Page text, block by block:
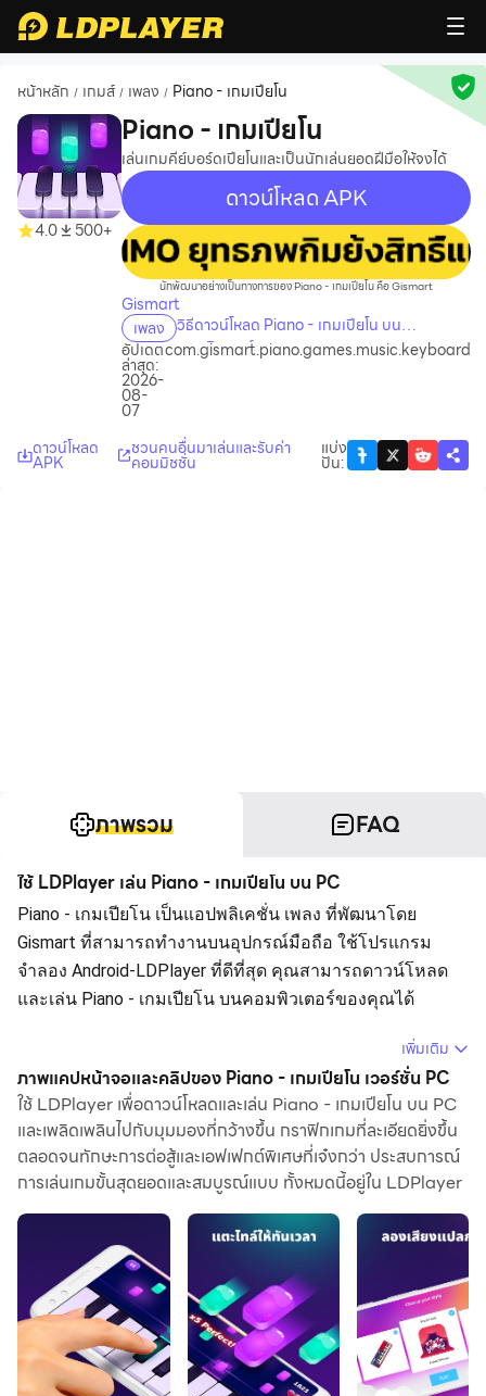
หน้าหลัก / เกมส์ / เพลง / Piano - เกมเปียโน
4.0 500+
Piano - เกมเปียโน
เล่นเกมคีย์บอร์ดเปียโนและเป็นนักเล่นยอดฝีมือให้จงได้
ดาวน์โหลด APK
recommend
นักพัฒนาอย่างเป็นทางการของ Piano - เกมเปียโน คือ Gismart
Gismart
เพลง วิธีดาวน์โหลด Piano - เกมเปียโน บน
คอมพิวเตอร์
อัปเดต
ล่าสุด:
2026-
08-
07
com.gismart.piano.games.music.keyboard
ดาวน์โหลด
APK
ชวนคนอื่นมาเล่นและรับค่า
คอมมิชชั่น
แบ่ง
ปัน:
ภาพรวม FAQ
ใช้ LDPlayer เล่น Piano - เกมเปียโน บน PC
Piano - เกมเปียโน เป็นแอปพลิเคชั่น เพลง ที่พัฒนาโดย
Gismart ที่สามารถทำงานบนอุปกรณ์มือถือ ใช้โปรแกรม
จำลอง Android-LDPlayer ที่ดีที่สุด คุณสามารถดาวน์โหลด
และเล่น Piano - เกมเปียโน บนคอมพิวเตอร์ของคุณได้
การใช้ Piano - เกมเปียโน บนคอมพิวเตอร์ คุณสามารถเรียกดู
ได้อย่างชัดเจนบนหน้าจอขนาดใหญ่ และการควบคุม
แอปพลิเคชันด้วยเมาส์และคีย์บอร์ดนั้นเร็วกว่าการใช้แป้น
พิมพ์หน้าจอสัมผัสมากและคุณจะไม่ต้องกังวลกับพลังของ
อุปกรณ์ของคุณเลย
เรียกใช้แอปพลิเคชันและบัญชีหลายรายการบนพีซีของคุณได้
ฟังก์ชันการถ่ายโอนไฟล์ทำให้การแบ่งปันรูปภาพ วิดีโอ และ
ไฟล์เป็นเรื่องง่ายมาก
ดาวน์โหลด Piano - เกมเปียโน และเรียกใช้บนพีซีของคุณ
เพลิดเพลินไปกับหน้าจอขนาดใหญ่และคุณภาพความคมชัด
เพิ่มเติม
ภาพแคปหน้าจอและคลิปของ Piano - เกมเปียโน เวอร์ชั่น PC
ใช้ LDPlayer เพื่อดาวน์โหลดและเล่น Piano - เกมเปียโน บน PC
และเพลิดเพลินไปกับมุมมองที่กว้างขึ้น กราฟิกเกมที่ละเอียดยิ่งขึ้น
ตลอดจนทักษะการต่อสู้และเอฟเฟกต์พิเศษที่เจ๋งกว่า ประสบการณ์
การเล่นเกมขั้นสุดยอดและสมบูรณ์แบบ ทั้งหมดนี้อยู่ใน LDPlayer